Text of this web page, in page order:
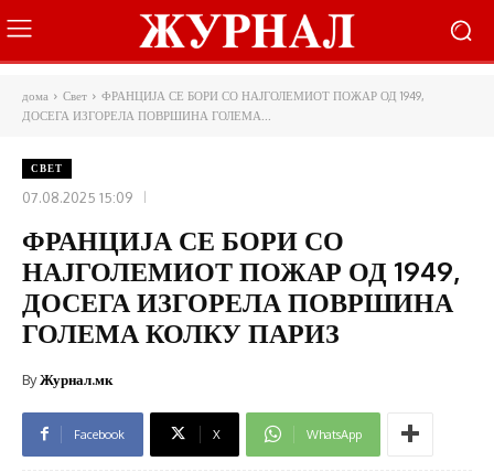
дома Свет
ФРАНЦИЈА СЕ БОРИ СО НАЈГОЛЕМИОТ ПОЖАР ОД 1949,
ДОСЕГА ИЗГОРЕЛА ПОВРШИНА ГОЛЕМА...
СВЕТ
07.08.2025 15:09
ФРАНЦИЈА СЕ БОРИ СО
НАЈГОЛЕМИОТ ПОЖАР ОД 1949,
ДОСЕГА ИЗГОРЕЛА ПОВРШИНА
ГОЛЕМА КОЛКУ ПАРИЗ
ByЖурнал.мк
Facebook X WhatsApp